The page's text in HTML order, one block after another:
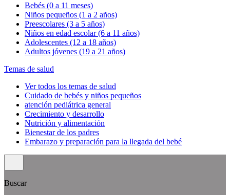
Bebés (0 a 11 meses)
Niños pequeños (1 a 2 años)
Preescolares (3 a 5 años)
Niños en edad escolar (6 a 11 años)
Adolescentes (12 a 18 años)
Adultos jóvenes (19 a 21 años)
Temas de salud
Ver todos los temas de salud
Cuidado de bebés y niños pequeños
atención pediátrica general
Crecimiento y desarrollo
Nutrición y alimentación
Bienestar de los padres
Embarazo y preparación para la llegada del bebé
Buscar